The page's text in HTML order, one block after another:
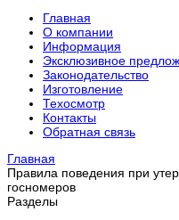
Главная
О компании
Информация
Эксклюзивное
Законодательство
Изготовление
Техосмотр
Контакты
Обратная связь
Главная
Правила поведения при
госномеров
Разделы